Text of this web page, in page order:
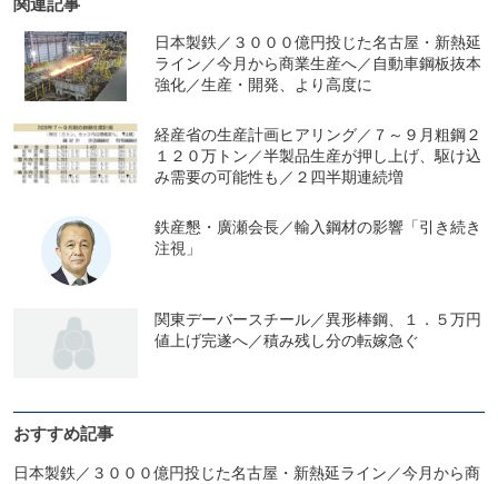
日本製鉄／３０００億円投じた名古屋・新熱延
ライン／今月から商業生産へ／自動車鋼板抜本
強化／生産・開発、より高度に
経産省の生産計画ヒアリング／７～９月粗鋼２
１２０万トン／半製品生産が押し上げ、駆け込
み需要の可能性も／２四半期連続増
鉄産懇・廣瀬会長／輸入鋼材の影響「引き続き
注視」
関東デーバースチール／異形棒鋼、１．５万円
値上げ完遂へ／積み残し分の転嫁急ぐ
おすすめ記事
日本製鉄／３０００億円投じた名古屋・新熱延ライン／今月から商